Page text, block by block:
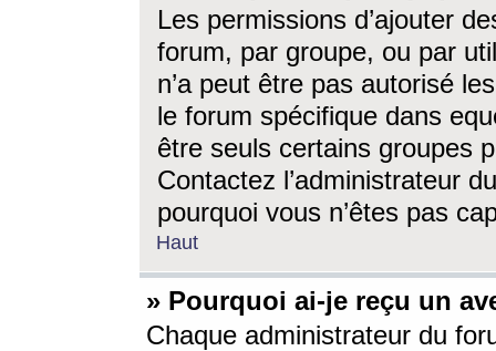
Les permissions d’ajouter
forum, par groupe, ou par
n’a peut être pas autorisé
le forum spécifique dans
être seuls certains groupes
Contactez l’administrateur
pourquoi vous n’êtes pas
Haut
» Pourquoi ai-je reçu un
Chaque administrateur du